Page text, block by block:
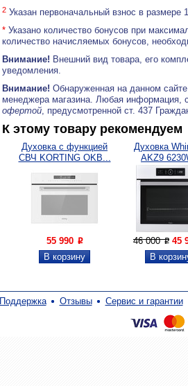
2 Указан первоначальный взнос в
* Указано количество бонусов при
количество начисляемых бонусов,
Внимание! Внешний вид товара, его
уведомления.
Внимание! Обнаруженная на данном
менеджера магазина. Любая информация,
офертой, предусмотренной ст. 437
К этому товару рекомендуем
Духовка с функцией
СВЧ KORTING OKB...
55 990 P
Духовка
AKZ9
46 000P 45
Поддержка Отзывы Сервис и гарантии